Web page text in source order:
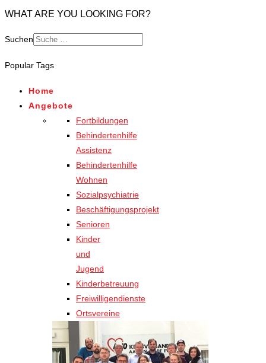
WHAT ARE YOU LOOKING FOR?
Suchen
Popular Tags
Home
Angebote
Fortbildungen
Behindertenhilfe
Assistenz
Behindertenhilfe
Wohnen
Sozialpsychiatrie
Beschäftigungsprojekt
Senioren
Kinder
und
Jugend
Kinderbetreuung
Freiwilligendienste
Ortsvereine